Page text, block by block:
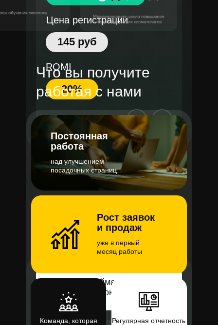
145 руб
Цена регистрации
20%
ROMI
Академия Нойманн -
обучение гипнокоучингу
Регулярная отчетность
Команда, которая
уже в первый
месяц работы
Рост заявок
и продаж
над улучшением
посадочных страниц
Постоянная
работа
Что вы получите
работая с нами